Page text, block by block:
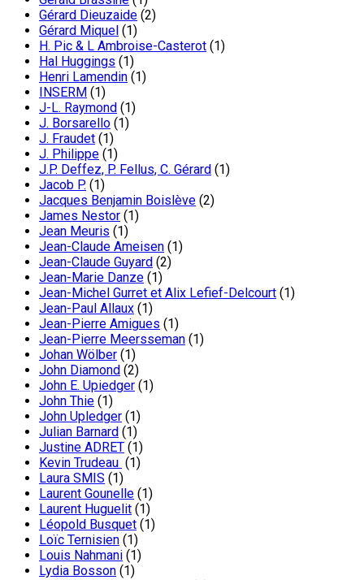
Gérard Dieuzaide (2)
Gérard Miquel (1)
H. Pic & L Ambroise-Casterot (1)
Hal Huggings (1)
Henri Lamendin (1)
INSERM (1)
J-L. Raymond (1)
J. Borsarello (1)
J. Fraudet (1)
J. Philippe (1)
J.P. Deffez, P. Fellus, C. Gérard (1)
Jacob P. (1)
Jacques Benjamin Boislève (2)
James Nestor (1)
Jean Meuris (1)
Jean-Claude Ameisen (1)
Jean-Claude Guyard (2)
Jean-Marie Danze (1)
Jean-Michel Gurret et Alix Lefief-Delcourt (1)
Jean-Paul Allaux (1)
Jean-Pierre Amigues (1)
Jean-Pierre Meersseman (1)
Johan Wölber (1)
John Diamond (2)
John E. Upiedger (1)
John Thie (1)
John Upledger (1)
Julian Barnard (1)
Justine ADRET (1)
Kevin Trudeau (1)
Laura SMIS (1)
Laurent Gounelle (1)
Laurent Huguelit (1)
Léopold Busquet (1)
Loïc Ternisien (1)
Louis Nahmani (1)
Lydia Bosson (1)